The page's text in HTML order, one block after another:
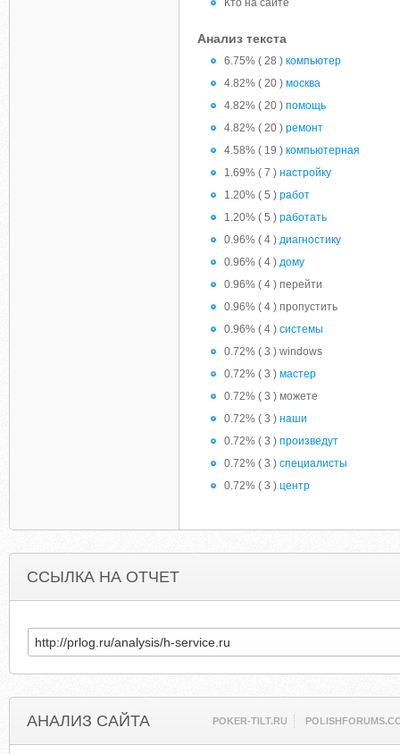
Кто на сайте
Анализ текста
6.75% ( 28 ) компьютер
4.82% ( 20 ) москва
4.82% ( 20 ) помощь
4.82% ( 20 ) ремонт
4.58% ( 19 ) компьютерная
1.69% ( 7 ) настройку
1.20% ( 5 ) работ
1.20% ( 5 ) работать
0.96% ( 4 ) диагностику
0.96% ( 4 ) дому
0.96% ( 4 ) перейти
0.96% ( 4 ) пропустить
0.96% ( 4 ) системы
0.72% ( 3 ) windows
0.72% ( 3 ) мастер
0.72% ( 3 ) можете
0.72% ( 3 ) наши
0.72% ( 3 ) произведут
0.72% ( 3 ) специалисты
0.72% ( 3 ) центр
ССЫЛКА НА ОТЧЕТ
АНАЛИЗ САЙТА POKER-TILT.RU